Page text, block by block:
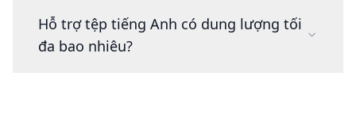
Hỗ trợ tệp tiếng Anh có dung lượng tối
đa bao nhiêu?